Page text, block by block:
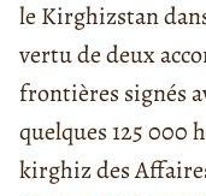
le Kirghizstan
vertu de deux
frontières signés
quelques 125
kirghiz des